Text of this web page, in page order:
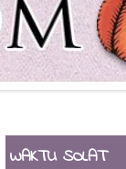
WAKTU SOLAT